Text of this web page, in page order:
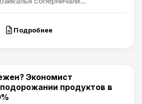
Подробнее
краяЭкономист
продуктов в